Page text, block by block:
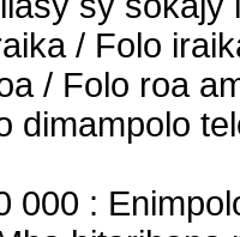
/ Folo
/ Folo roa
dimampolo
000 :